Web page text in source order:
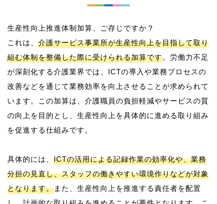
生産性向上推進体制加算、ご存じですか？
これは、 介護サービス事業所が生産性向上を目指して取り
組む体制を整備した際に受けられる加算です。労働力不足
が深刻化する介護業界では、ICTの導入や業務プロセスの
改善などを通じて業務効率を向上させることが求められて
います。この加算は、介護職員の負担軽減やサービスの質
の向上を目的とし、生産性向上を具体的に進める取り組み
を促進する仕組みです。
具体的には、 ICTの活用による記録作業の効率化や、業務
分担の見直し、スタッフの働きやすい環境作りなどが対象
となります。また、生産性向上を推進する責任者を配置